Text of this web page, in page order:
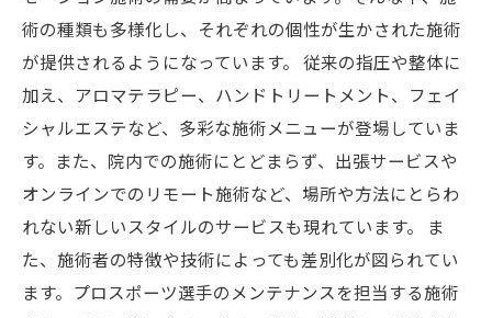
術の種類も多様化し、それぞれの個性が生かされた施術
が提供されるようになっています。 従来の指圧や整体に
加え、アロマテラピー、ハンドトリートメント、フェイ
シャルエステなど、多彩な施術メニューが登場していま
す。また、院内での施術にとどまらず、出張サービスや
オンラインでのリモート施術など、場所や方法にとらわ
れない新しいスタイルのサービスも現れています。 ま
た、施術者の特徴や技術によっても差別化が図られてい
ます。プロスポーツ選手のメンテナンスを担当する施術